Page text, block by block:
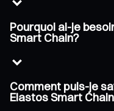
Pourquoi ai-je
Smart Chain?
Comment puis-je
Elastos Smart